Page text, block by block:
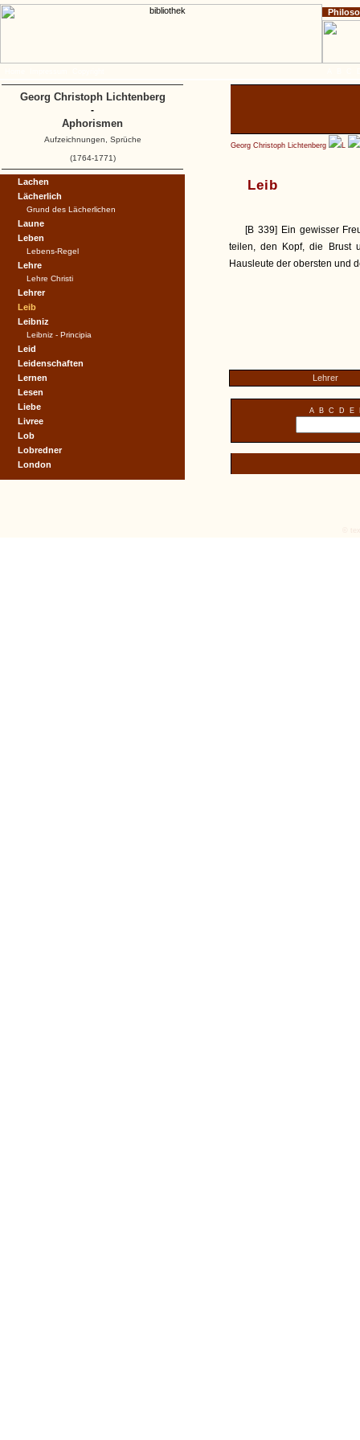
Georg Christoph Lichtenberg L
Leib
[B 339] Ein gewisser
teilen, den Kopf, die Brust
Hausleute der obersten und
Lehrer
A B C D E
Lachen
Lächerlich
Grund des Lächerlichen
Laune
Leben
Lebens-Regel
Lehre
Lehre Christi
Lehrer
Leib
Leibniz
Leibniz - Principia
Leid
Leidenschaften
Lernen
Lesen
Liebe
Livree
Lob
Lobredner
London
Georg Christoph Lichtenberg
-
Aphorismen
Aufzeichnungen, Sprüche
(1764-1771)